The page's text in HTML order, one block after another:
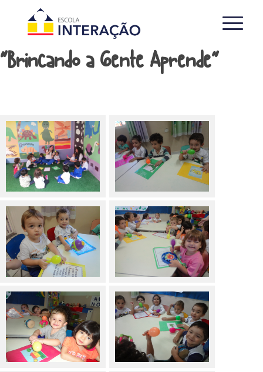
“Brincando a Gente Aprende”